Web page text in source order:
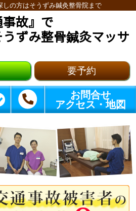
しの方はそうずみ鍼灸整骨院まで
故』で
ずみ整骨鍼灸マッサ
要予約
お問合せ
アクセス・地図